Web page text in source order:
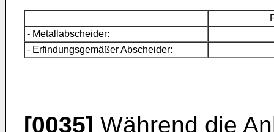
- Metallabscheider:
- Erfindungsgemäßer Abscheider:
[0035] Während die